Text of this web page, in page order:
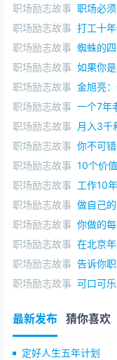
职场励志故事 职场必
职场励志故事 打工十
职场励志故事 蜘蛛的
职场励志故事 如果你
职场励志故事 金旭亮
职场励志故事 一个7年
职场励志故事 月入3千
职场励志故事 你不可
职场励志故事 10个价
职场励志故事 工作10
职场励志故事 做自己
职场励志故事 你做的
职场励志故事 在北京
职场励志故事 告诉你
职场励志故事 可口可
最新发布 猜你喜欢
定好人生五年计划